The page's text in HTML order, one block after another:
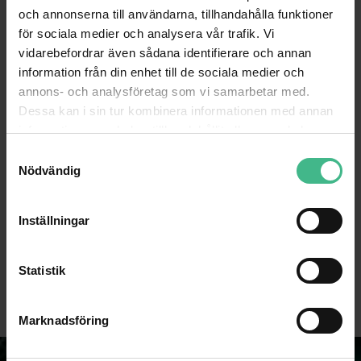
och annonserna till användarna, tillhandahålla funktioner
för sociala medier och analysera vår trafik. Vi
vidarebefordrar även sådana identifierare och annan
information från din enhet till de sociala medier och
annons- och analysföretag som vi samarbetar med.
Dessa kan i sin tur kombinera informationen med annan
information som du har tillhandahållit eller som de har
Nödvändig
Inställningar
Statistik
Marknadsföring
DIMAVERY DT-70 DRUM THRONE
IEC LOCK IEC EXTENSION LOCKING 3X1.0
GÅ TILL PRODUKT